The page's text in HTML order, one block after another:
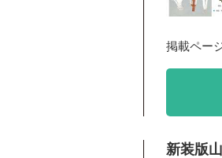
掲載ペー
新装版